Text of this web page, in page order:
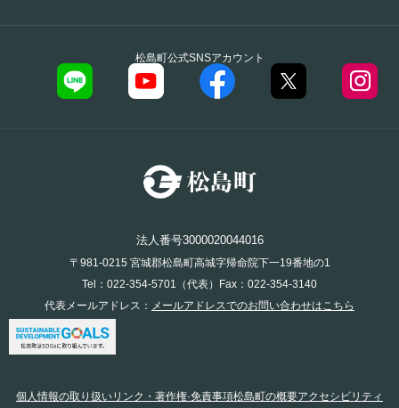
松島町公式SNSアカウント
法人番号3000020044016
〒981-0215 宮城郡松島町高城字帰命院下一19番地の1
Tel：022-354-5701（代表）Fax：022-354-3140
代表メールアドレス： メールアドレスでのお問い合わせはこちら
個人情報の取り扱いリンク・著作権·免責事項松島町の概要アクセシビリティ